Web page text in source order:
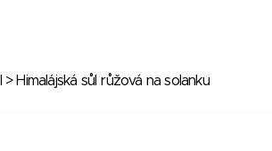
> Himalájská sůl růžová na solanku